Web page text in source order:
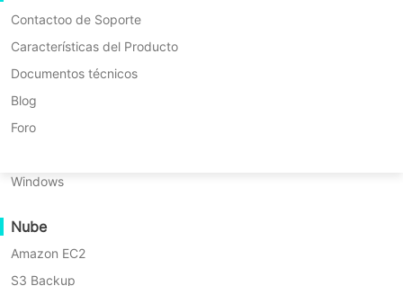
Verificación de Recuperación de VM
Verificación de Recuperación del SO
Seguridad de Datos
Copia de seguridad en la nube
Cumplimiento del RGPD
InCloud Sphere
Arcfra
FusionOne Compute
NexaVM
Servidor físico
Windows
Nube
Amazon EC2
S3 Backup
Contactoo de Soporte
Características del Producto
Documentos técnicos
Blog
Foro
Tabla
Hyper-
V?
virtuales de
una máquina virtual acceda
directamente a una GPU física o la